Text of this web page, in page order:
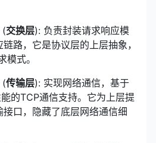
(交换层): 负责封装请求响应模
路，它是协议层的上层抽象，
模式。
(传输层): 实现网络通信，基于
的TCP通信支持。它为上层提
口，隐藏了底层网络通信细